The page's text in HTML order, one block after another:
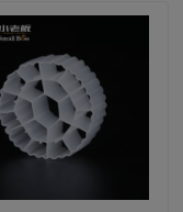
اطلب اقتباس
الوسائط المرشحة MBBR
MBBR بيو ميديا